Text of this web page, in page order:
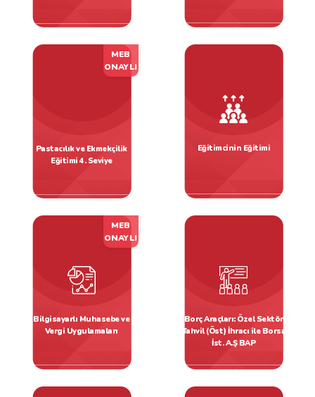
Mutfak Eğitimleri
MEB
ONAYLI
Pastacılık ve Ekmekçilik
Eğitimi 4. Seviye
Eğitimcinin Eğitimi
Kalite Eğitimleri
MEB
ONAYLI
Bilgisayarlı Muhasebe ve
Vergi Uygulamaları
Finans Eğitimleri
Borç Araçları: Özel Sektör
Tahvil (Öst) İhracı ile Borsa
İst. A.Ş BAP
Finans Eğitimleri